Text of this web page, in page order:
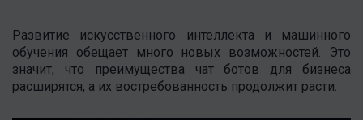
Развитие искусственного интеллекта и машинного
обучения обещает много новых возможностей. Это
значит, что преимущества чат ботов для бизнеса
расширятся, а их востребованность продолжит расти.